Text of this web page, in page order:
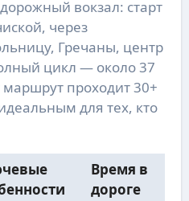
вокзал: старт
через
Гречаны, центр
цикл — около 37
маршрут проходит 30+
для тех, кто
Время в
дороге